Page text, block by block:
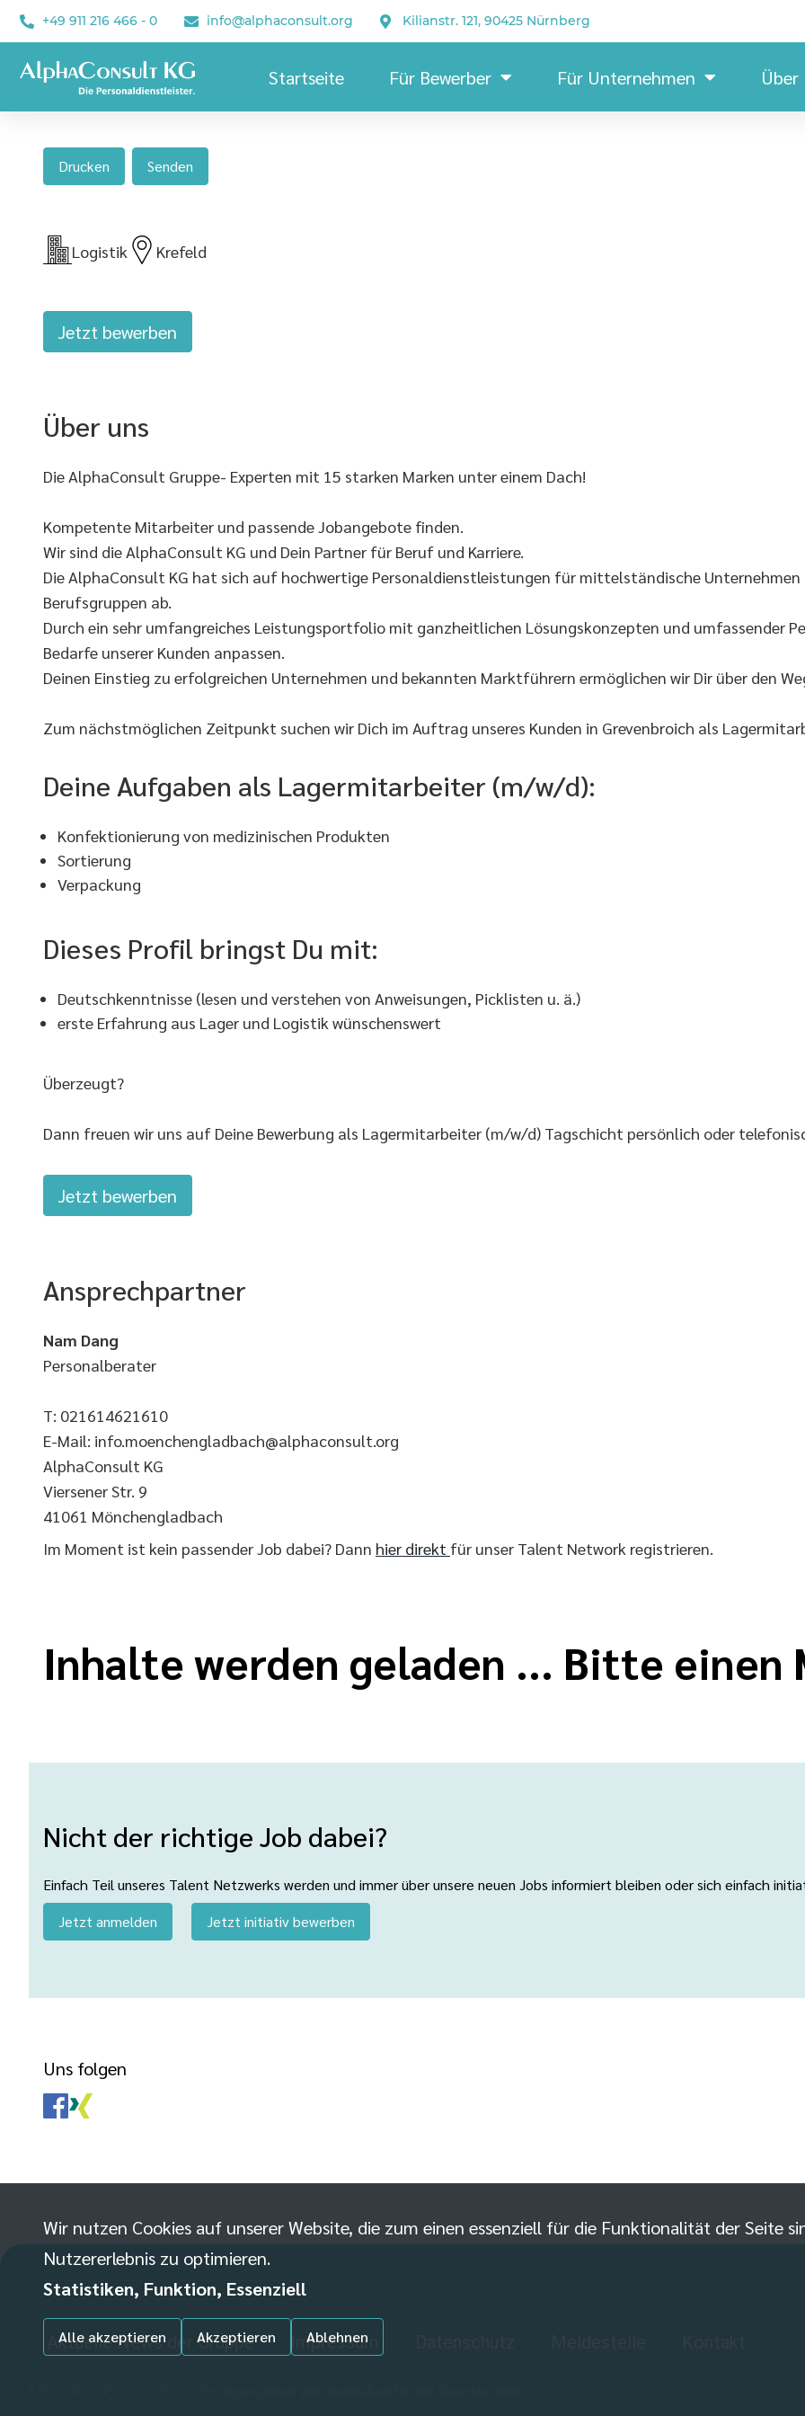
+49 911 216 466 - 0 info@alphaconsult.org Kilianstr. 121, 90425 Nürnberg
Startseite Für Bewerber Für Unternehmen Über
Drucken Senden
Logistik Krefeld
Jetzt bewerben
Über uns
Die AlphaConsult Gruppe- Experten mit 15 starken Marken unter einem Dach!
Kompetente Mitarbeiter und passende Jobangebote finden.
Wir sind die AlphaConsult KG und Dein Partner für Beruf und Karriere.
Die AlphaConsult KG hat sich auf hochwertige Personaldienstleistungen für mittelständische
Berufsgruppen ab.
Durch ein sehr umfangreiches Leistungsportfolio mit ganzheitlichen Lösungskonzepten und umfassender
Bedarfe unserer Kunden anpassen.
Deinen Einstieg zu erfolgreichen Unternehmen und bekannten Marktführern ermöglichen wir Dir über den
Zum nächstmöglichen Zeitpunkt suchen wir Dich im Auftrag unseres Kunden in Grevenbroich als
Deine Aufgaben als Lagermitarbeiter (m/w/d):
Konfektionierung von medizinischen Produkten
Sortierung
Verpackung
Dieses Profil bringst Du mit:
Deutschkenntnisse (lesen und verstehen von Anweisungen, Picklisten u. ä.)
erste Erfahrung aus Lager und Logistik wünschenswert
Überzeugt?
Dann freuen wir uns auf Deine Bewerbung als Lagermitarbeiter (m/w/d) Tagschicht persönlich oder
Jetzt bewerben
Ansprechpartner
Nam Dang
Personalberater
T: 021614621610
E-Mail: info.moenchengladbach@alphaconsult.org
AlphaConsult KG
Viersener Str. 9
41061 Mönchengladbach
Im Moment ist kein passender Job dabei? Dann hier direkt für unser Talent Network registrieren.
Inhalte werden geladen ... Bitte einen
Nicht der richtige Job dabei?
Einfach Teil unseres Talent Netzwerks werden und immer über unsere neuen Jobs informiert bleiben oder sich einfach
Jetzt anmelden
Jetzt initiativ bewerben
Uns folgen
Aktuelle News der Gruppe Impressum
Wir nutzen Cookies auf unserer Website, die zum einen essenziell für die Funktionalität der Seite
Nutzererlebnis zu optimieren.
Statistiken, Funktion, Essenziell
Ablehnen
Alle akzeptieren Akzeptieren